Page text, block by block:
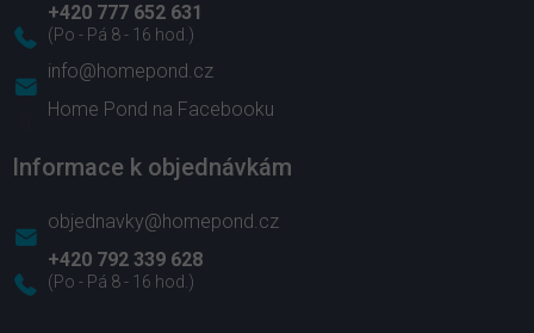
info@homepond.cz
+420 777 652 631
Home Pond na Facebooku
Informace k objednávkám
objednavky@homepond.cz
+420 792 339 628